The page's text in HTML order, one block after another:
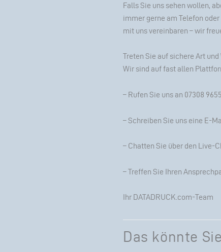
Falls Sie uns sehen wollen,
immer gerne am Telefon oder
mit uns vereinbaren – wir
Treten Sie auf sichere Art
Wir sind auf fast allen
– Rufen Sie uns an 07308
– Schreiben Sie uns eine E-
– Chatten Sie über den Live-
– Treffen Sie Ihren
Ihr DATADRUCK.com-Team
Das könnte